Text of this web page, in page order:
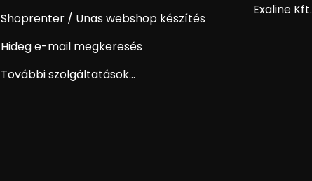
Shoprenter / Unas webshop készítés
Hideg e-mail megkeresés
További szolgáltatások...
Exaline Kft.